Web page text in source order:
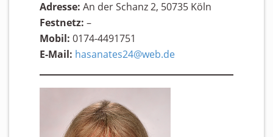
Adresse: An der Schanz 2, 50735 Köln
Festnetz: –
Mobil: 0174-4491751
E-Mail: hasanates24@web.de